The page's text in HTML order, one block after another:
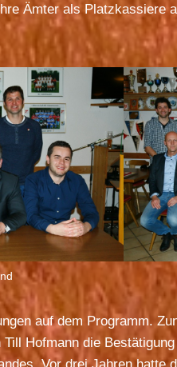
Ämter als Platzkassiere
auf dem Programm.
Hofmann die